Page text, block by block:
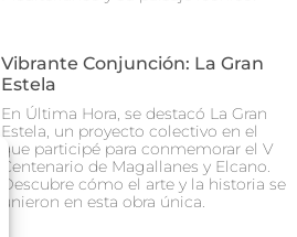
Vibrante Conjunción: La Gran
Estela
En Última Hora, se destacó La Gran
Estela, un proyecto colectivo en el
que participé para conmemorar el V
Centenario de Magallanes y Elcano.
Descubre cómo el arte y la historia se
unieron en esta obra única.